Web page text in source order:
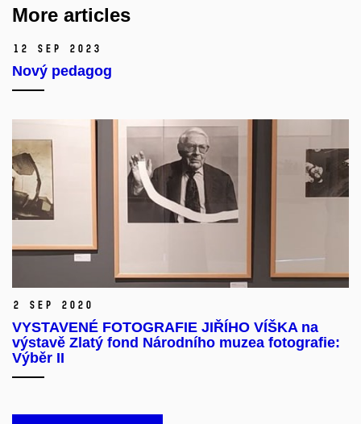
More articles
12 Sep 2023
Nový pedagog
2 Sep 2020
VYSTAVENÉ FOTOGRAFIE JIŘÍHO VÍŠKA na
výstavě Zlatý fond Národního muzea fotografie:
Výběr II